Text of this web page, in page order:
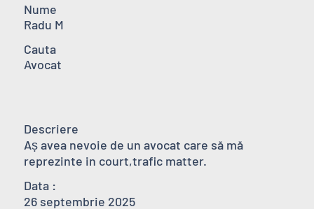
Nume
Radu M
Cauta
Avocat
Descriere
Aṣ avea nevoie de un avocat care să mă
reprezinte in court,trafic matter.
Data :
26 septembrie 2025